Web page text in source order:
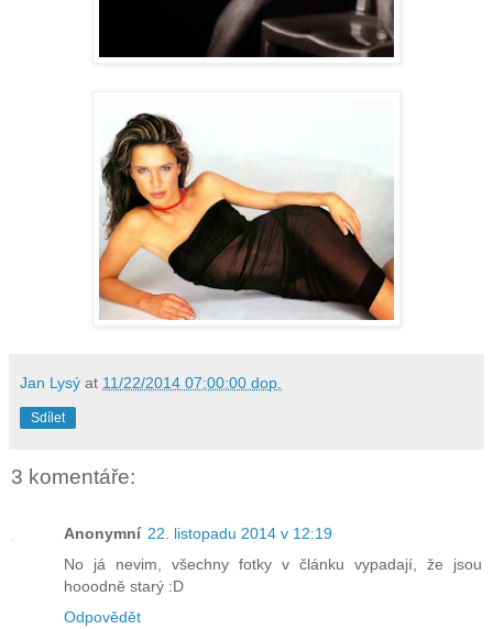
Jan Lysý at 11/22/2014 07:00:00 dop.
Sdílet
3 komentáře:
Anonymní 22. listopadu 2014 v 12:19
No já nevim, všechny fotky v článku vypadají, že jsou
hooodně starý :D
Odpovědět